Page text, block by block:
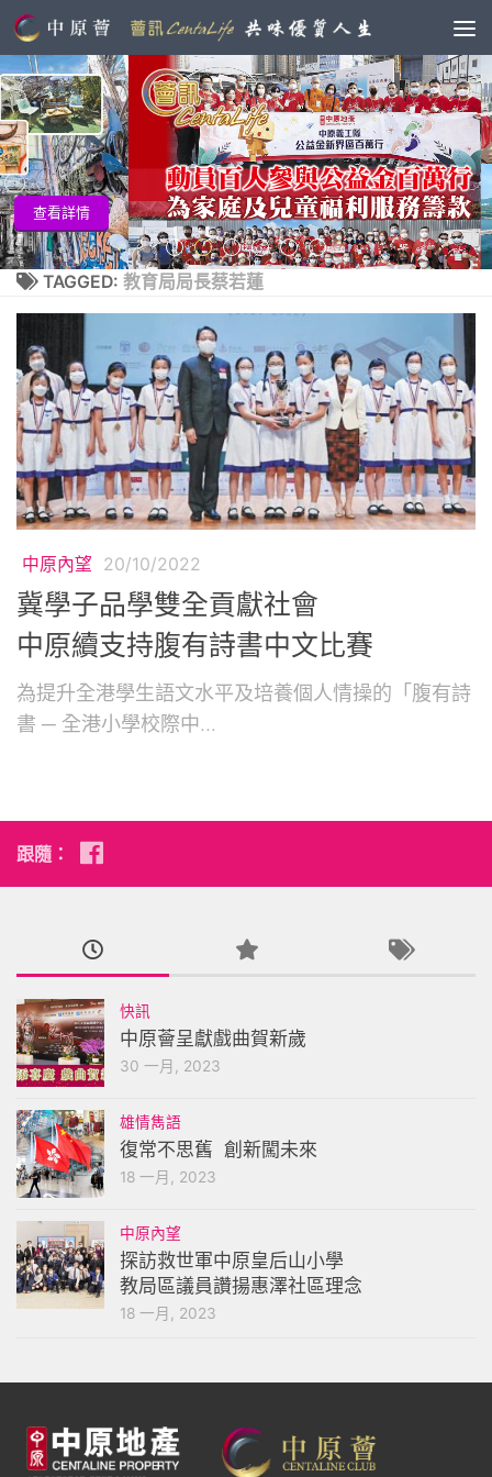
查看詳
TAGGED: 教育局局長蔡若蓮
中原內望 20/10/2022
冀學子品學雙全貢獻社會
中原續支持腹有詩書中文比賽
為提升全港學生語文水平及培養個人情操的「腹有詩
書 ─ 全港小學校際中...
跟隨：
快訊
中原薈呈獻戲曲賀新歲
30 一月, 2023
雄情雋語
復常不思舊 創新闖未來
18 一月, 2023
中原內望
探訪救世軍中原皇后山小學
教局區議員讚揚惠澤社區理念
18 一月, 2023